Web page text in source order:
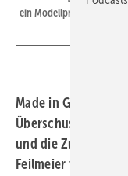
ein Modellprojekt für
Made in Germany,
und die Zukunft der
Feilmeier von